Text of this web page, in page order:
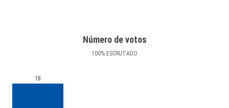
Número de votos
100% ESCRUTADO
18